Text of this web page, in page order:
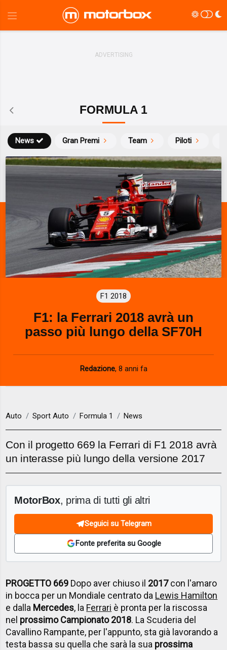
FORMULA 1
News Gran Premi Team Piloti
F1 2018
F1: la Ferrari 2018 avrà un
passo più lungo della SF70H
Redazione, 8 anni fa
Auto Sport Auto Formula 1 News
Con il progetto 669 la Ferrari di F1 2018 avrà
un interasse più lungo della versione 2017
MotorBox, prima di tutti gli altri
Seguici su Telegram
Fonte preferita su Google
PROGETTO 669 Dopo aver chiuso il 2017con l'amaro
in bocca per un Mondiale centrato da Lewis Hamilton
e dalla Mercedes, la Ferrari è pronta per la riscossa
nel prossimo Campionato 2018. La Scuderia del
Cavallino Rampante, per l'appunto, sta già lavorando a
testa bassa su quella che sarà la sua prossima